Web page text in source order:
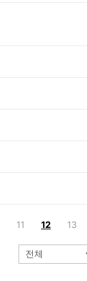
11 12 13